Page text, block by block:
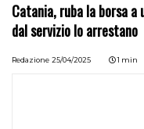
Catania, ruba la borsa
dal servizio lo arrestano
Redazione 25/04/2025 1 min